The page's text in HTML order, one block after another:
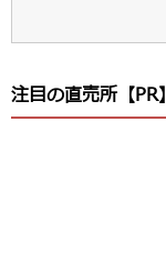
注目の直売所【PR】